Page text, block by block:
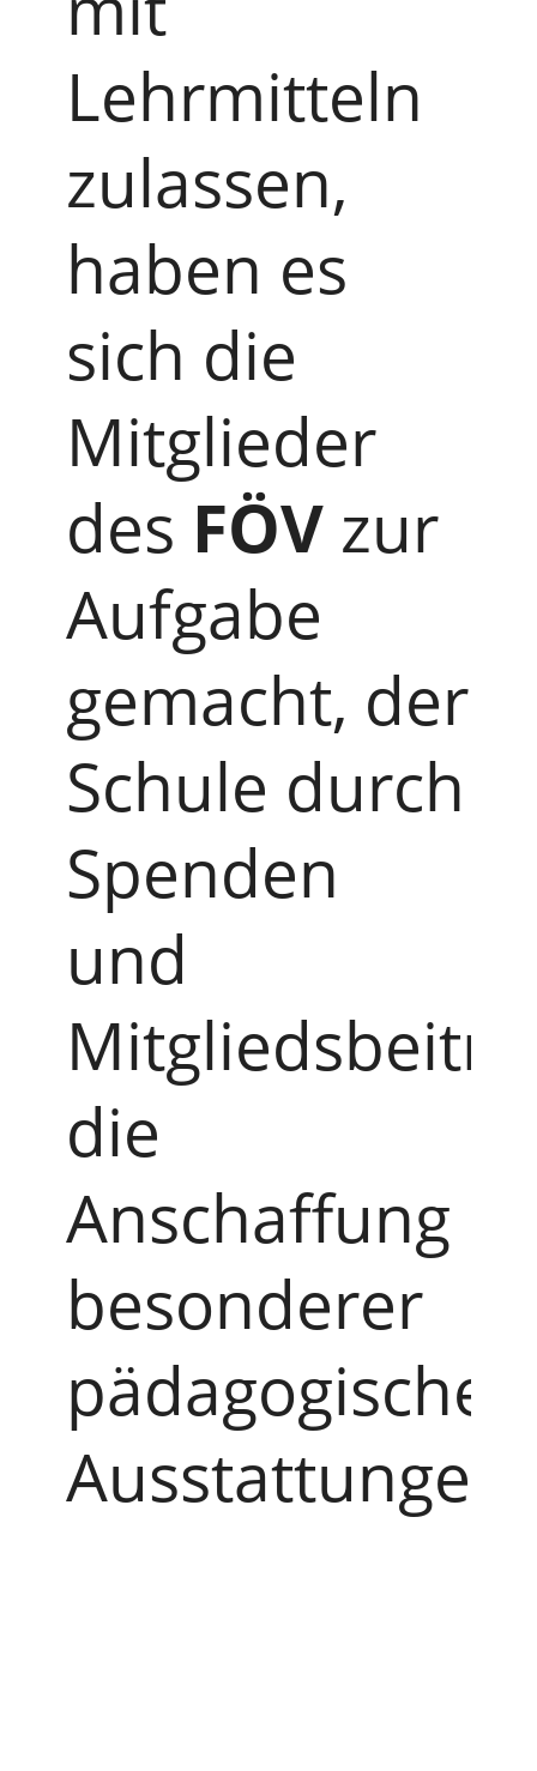
Lehrmitteln
zulassen,
haben es
sich die
Mitglieder
des FÖV zur
Aufgabe
gemacht, der
Schule durch
Spenden
und
die
Anschaffung
besonderer
pädagogischer
Ausstattungen